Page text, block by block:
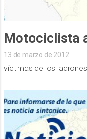
Motociclista
13 de marzo de 2012
víctimas de los